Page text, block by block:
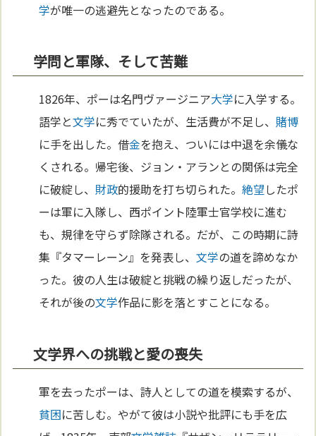
学が唯一の逃避先となったのである。
学問と軍隊、そして苦難
1826年、ポーは名門ヴァージニア大学に入学する。
語学と文学に秀でていたが、生活費が不足し、 賭博
に手を出した。借金を抱え、ついには中退を余儀な
くされる。帰宅後、ジョン・アランとの関係は完全
に破綻し、財政的援助を打ち切られた。絶望したポ
ーは軍に入隊し、西ポイント陸軍士官学校に進む
も、規律を守らず除隊される。だが、この時期に詩
集『タマーレーン』を発表し、文学の道を諦めなか
った。彼の人生は破綻と挑戦の繰り返しだったが、
それが後の文学作品に影を落とすことになる。
文学界への挑戦と愛の喪失
軍を去ったポーは、詩人としての道を模索するが、
貧困に苦しむ。やがて彼は小説や批評にも手を広